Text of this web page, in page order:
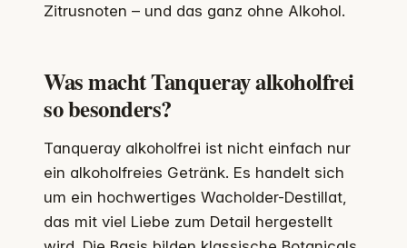
Zitrusnoten – und das ganz ohne Alkohol.
Was macht Tanqueray alkoholfrei
so besonders?
Tanqueray alkoholfrei ist nicht einfach nur
ein alkoholfreies Getränk. Es handelt sich
um ein hochwertiges Wacholder-Destillat,
das mit viel Liebe zum Detail hergestellt